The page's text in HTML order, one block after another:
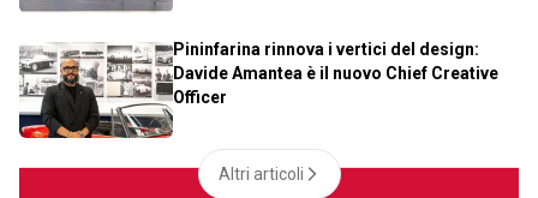
Pininfarina rinnova i vertici del design:
Davide Amantea è il nuovo Chief Creative
Officer
Altri articoli